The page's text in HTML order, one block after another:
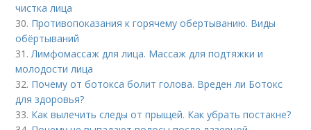
чистка лица
30. Противопоказания к горячему обертыванию. Виды
обёртываний
31. Лимфомассаж для лица. Массаж для подтяжки и
молодости лица
32. Почему от ботокса болит голова. Вреден ли Ботокс
для здоровья?
33. Как вылечить следы от прыщей. Как убрать постакне?